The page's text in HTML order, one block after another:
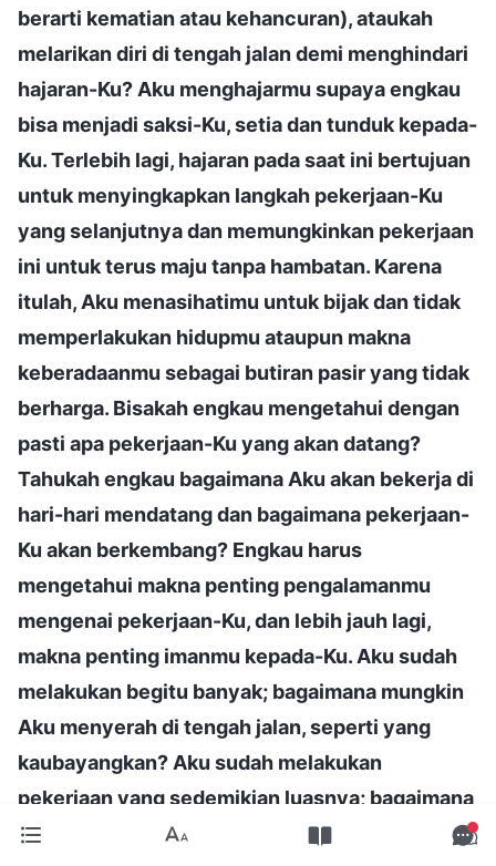
berarti kematian atau kehancuran), ataukah
melarikan diri di tengah jalan demi menghindari
hajaran-Ku? Aku menghajarmu supaya engkau
bisa menjadi saksi-Ku, setia dan tunduk kepada-
Ku. Terlebih lagi, hajaran pada saat ini bertujuan
untuk menyingkapkan langkah pekerjaan-Ku
yang selanjutnya dan memungkinkan pekerjaan
ini untuk terus maju tanpa hambatan. Karena
itulah, Aku menasihatimu untuk bijak dan tidak
memperlakukan hidupmu ataupun makna
keberadaanmu sebagai butiran pasir yang tidak
berharga. Bisakah engkau mengetahui dengan
pasti apa pekerjaan-Ku yang akan datang?
Tahukah engkau bagaimana Aku akan bekerja di
hari-hari mendatang dan bagaimana pekerjaan-
Ku akan berkembang? Engkau harus
mengetahui makna penting pengalamanmu
mengenai pekerjaan-Ku, dan lebih jauh lagi,
makna penting imanmu kepada-Ku. Aku sudah
melakukan begitu banyak; bagaimana mungkin
Aku menyerah di tengah jalan, seperti yang
kaubayangkan? Aku sudah melakukan
pekerjaan yang sedemikian luasnya; bagaimana
mungkin Aku menghancurkannya? Memang,